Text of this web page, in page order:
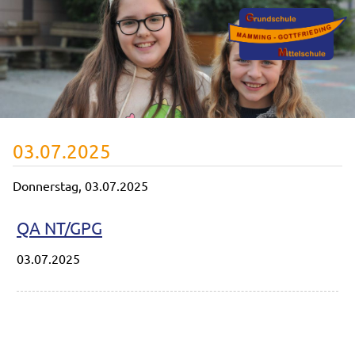
03.07.2025
Donnerstag, 03.07.2025
QA NT/GPG
03.07.2025